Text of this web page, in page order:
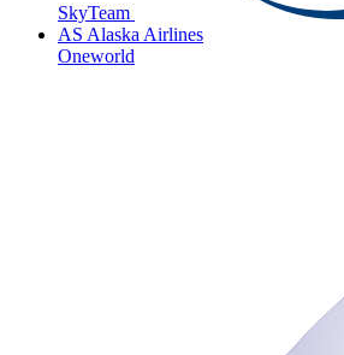
SkyTeam
AS Alaska Airlines
Oneworld